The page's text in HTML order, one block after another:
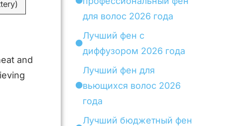
and
для волос 2026 года
Лучший фен с
диффузором 2026 года
Лучший фен для
вьющихся волос 2026
года
Лучший бюджетный фен